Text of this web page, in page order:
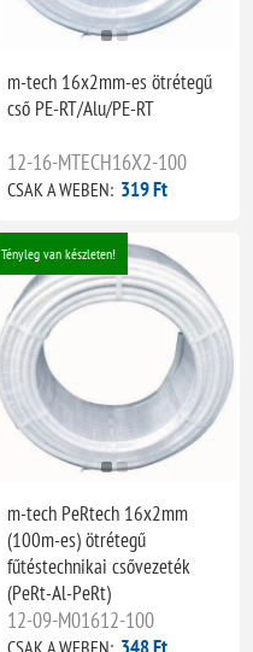
m-tech 16x2mm-es ötrétegű
cső PE-RT/Alu/PE-RT
12-16-MTECH16X2-100
CSAK A WEBEN: 319 Ft
Tényleg van készleten!
m-tech PeRtech 16x2mm
(100m-es) ötrétegű
fűtéstechnikai csővezeték
(PeRt-Al-PeRt)
12-09-M01612-100